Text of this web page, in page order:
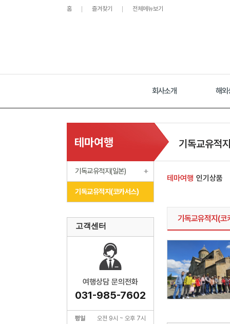
홈 즐겨찾기 전체메뉴보기
회사소개 해외
테마여행
기독교유적지(일본)
기독교유적지(코카서스)
고객센터
여행상담 문의전화
031-985-7602
평일
오전 9시 ~ 오후 7시
기독교유적
테마여행 인기상품
기독교유적지(코